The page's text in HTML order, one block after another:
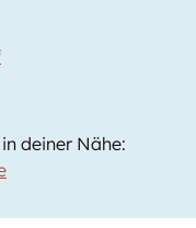
deiner Nähe: